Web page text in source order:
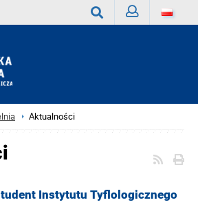
Aktualności
Instytutu Tyflologicznego